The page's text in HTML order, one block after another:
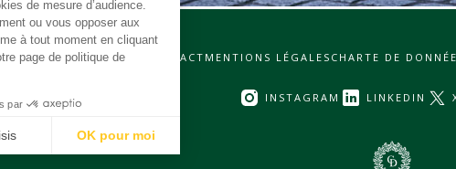
CONTACT MENTIONS LÉGALES CHARTE DE
INSTAGRAM LINKEDIN